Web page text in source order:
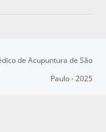
de Acupuntura de São
Paulo - 2025